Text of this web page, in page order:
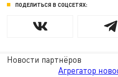
ПОДЕЛИТЬСЯ В СОЦСЕТЯХ:
Новости партнёров
Агрегатор